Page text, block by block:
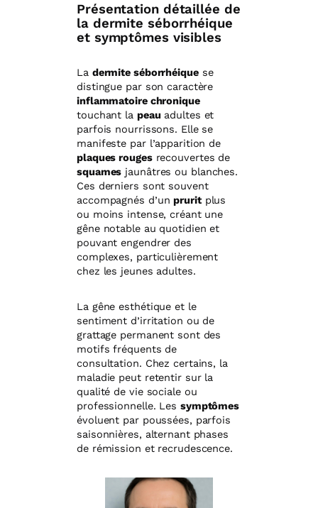
Présentation détaillée de
la dermite séborrhéique
et symptômes visibles
La dermite séborrhéiquese
distingue par son caractère
inflammatoire chronique
touchant la peau adultes et
parfois nourrissons. Elle se
manifeste par l’apparition de
plaques rougesrecouvertes de
squames jaunâtres ou blanches.
Ces derniers sont souvent
accompagnés d’unpruritplus
ou moins intense, créant une
gêne notable au quotidien et
pouvant engendrer des
complexes, particulièrement
chez les jeunes adultes.
La gêne esthétique et le
sentiment d’irritation ou de
grattage permanent sont des
motifs fréquents de
consultation. Chez certains, la
maladie peut retentir sur la
qualité de vie sociale ou
professionnelle. Les symptômes
évoluent par poussées, parfois
saisonnières, alternant phases
de rémission et recrudescence.